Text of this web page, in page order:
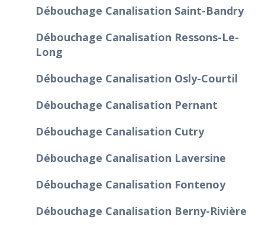
Débouchage Canalisation Saint-Bandry
Débouchage Canalisation Ressons-Le-
Long
Débouchage Canalisation Osly-Courtil
Débouchage Canalisation Pernant
Débouchage Canalisation Cutry
Débouchage Canalisation Laversine
Débouchage Canalisation Fontenoy
Débouchage Canalisation Berny-Rivière